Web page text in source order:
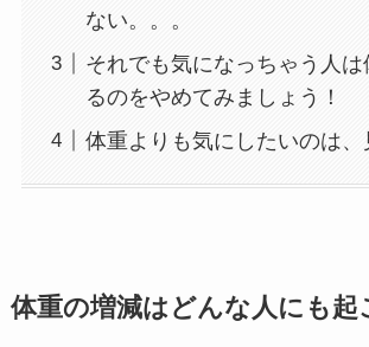
ない。。。
それでも気になっちゃう人
るのをやめてみましょう！
体重よりも気にしたいのは、
体重の増減はどんな人にも起